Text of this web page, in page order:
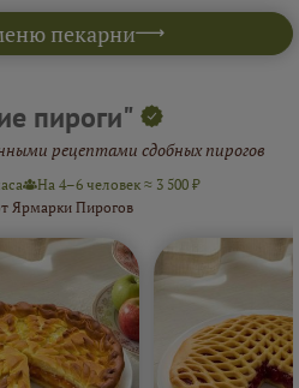
пекарни
пироги"
рецептами сдобных пирогов
На 4–6 человек ≈ 3 500 ₽
Ярмарки Пирогов